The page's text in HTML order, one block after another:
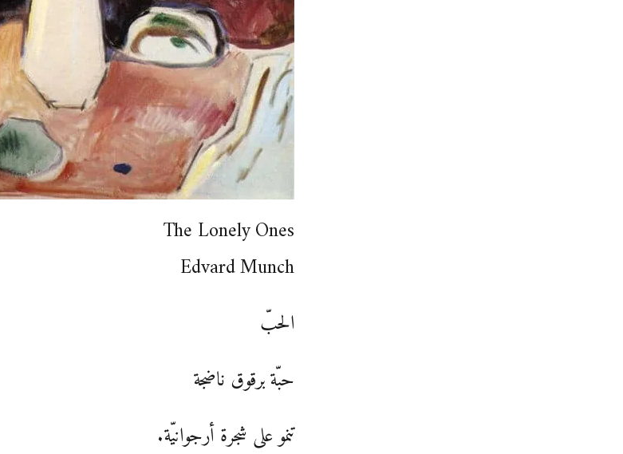
The Lonely Ones
Edvard Munch
الحبّ
حبّة برقوق ناضجة
تنمو على شجرة أرجوانيّة.